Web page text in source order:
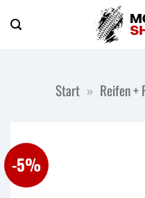
Inhalt
Start » Reifen +
-5%